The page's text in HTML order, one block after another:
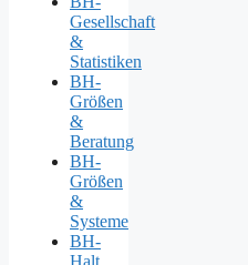
Gesellschaft
&
Statistiken
BH-
Größen
&
Beratung
BH-
Größen
&
Systeme
BH-